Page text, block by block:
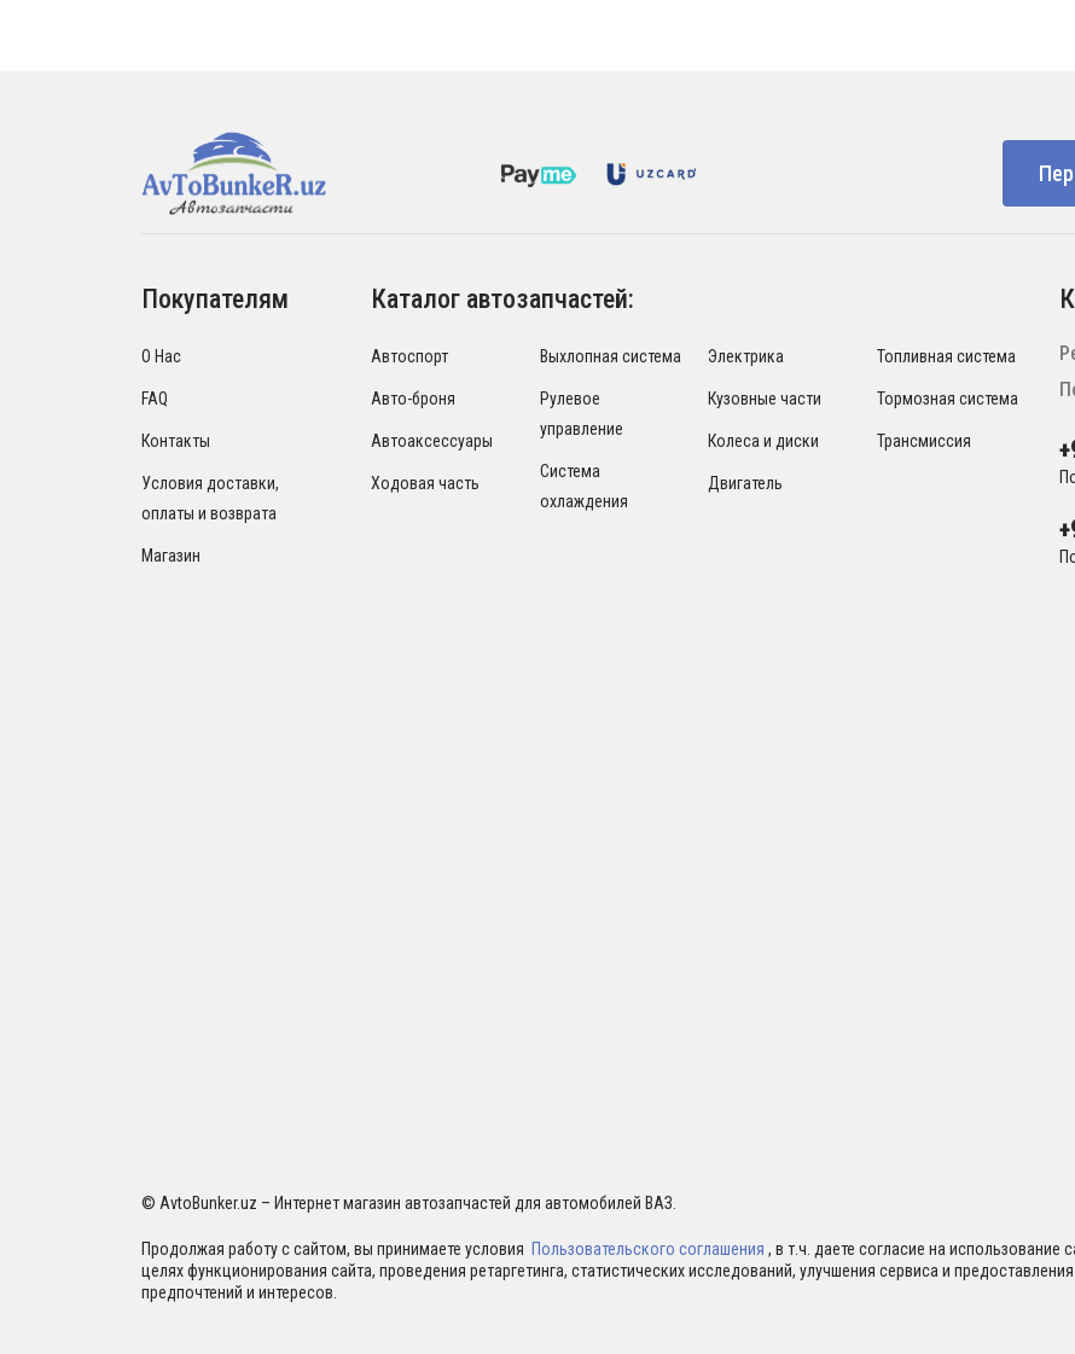
Покупателям
О Нас
FAQ
Контакты
Условия доставки,
оплаты и возврата
Магазин
Каталог автозапчастей:
Автоспорт
Авто-броня
Автоаксессуары
Ходовая часть
Выхлопная система
Рулевое
управление
Система
охлаждения
Электрика
Кузовные части
Колеса и диски
Двигатель
Топливная система
Тормозная система
Трансмиссия
© AvtoBunker.uz – Интернет магазин автозапчастей для автомобилей ВАЗ.
Продолжая работу с сайтом, вы принимаете условия Пользовательского соглашения , в т.ч. даете согласие на
целях функционирования сайта, проведения ретаргетинга, статистических исследований, улучшения сервиса и
предпочтений и интересов.